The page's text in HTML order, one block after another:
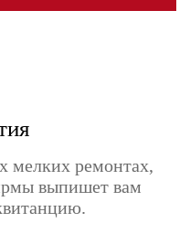
мелких ремонтах,
выпишет вам